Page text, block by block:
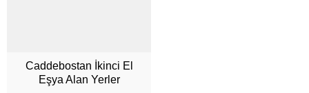
Caddebostan İkinci El
Eşya Alan Yerler